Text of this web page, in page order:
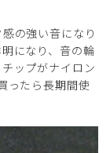
の強い音になり
になり、音の輪
ップがナイロン
ったら長期間使